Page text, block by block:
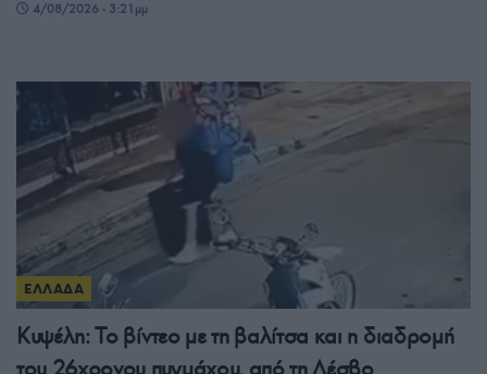
4/08/2026 - 3:21μμ
ΕΛΛΑΔΑ
Κυψέλη: Το βίντεο με τη βαλίτσα και η διαδρομή